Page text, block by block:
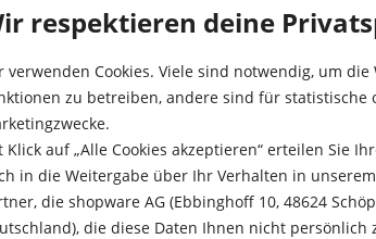
wird. Viele
Samenkapseln als
der verblühten Blumen
Sie das Saatgut mit
erreichen.
respektieren deine
verwenden Cookies. Viele sind notwendig, um
zu betreiben, andere sind für statistische
Klick auf „Alle Cookies akzeptieren“ erteilen Sie
in die Weitergabe über Ihr Verhalten in
die shopware AG (Ebbinghoff 10, 48624
die diese Daten Ihnen nicht persönlich